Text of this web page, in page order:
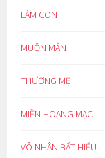
LÀM CON
MUỘN MẰN
THƯƠNG MẸ
MIỀN HOANG MẠC
VÔ NHÂN BẤT HIẾU